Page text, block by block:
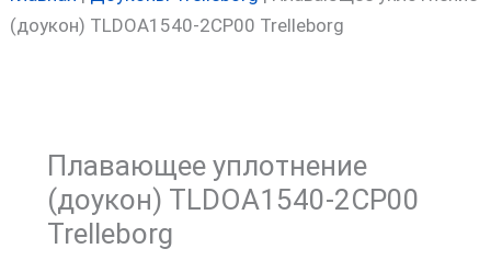
(доукон) TLDOA1540-2CP00 Trelleborg
Плавающее уплотнение
(доукон) TLDOA1540-2CP00
Trelleborg